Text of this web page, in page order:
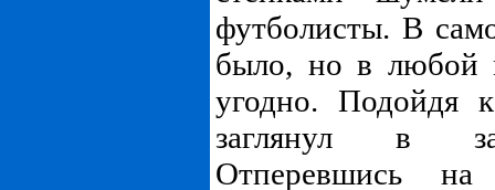
футболисты. В
было, но в любой
угодно. Подойдя
заглянул в
Отперевшись